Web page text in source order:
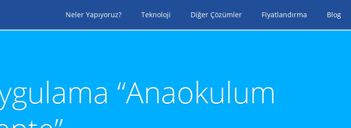
Neler Yapıyoruz? Teknoloji Diğer Çözümler Fiyatlandırma Blog
“Anaokulum